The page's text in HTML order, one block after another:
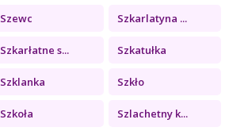
Szewc Szkarlatyna ...
Szkarłatne s... Szkatułka
Szklanka Szkło
Szkoła Szlachetny k...